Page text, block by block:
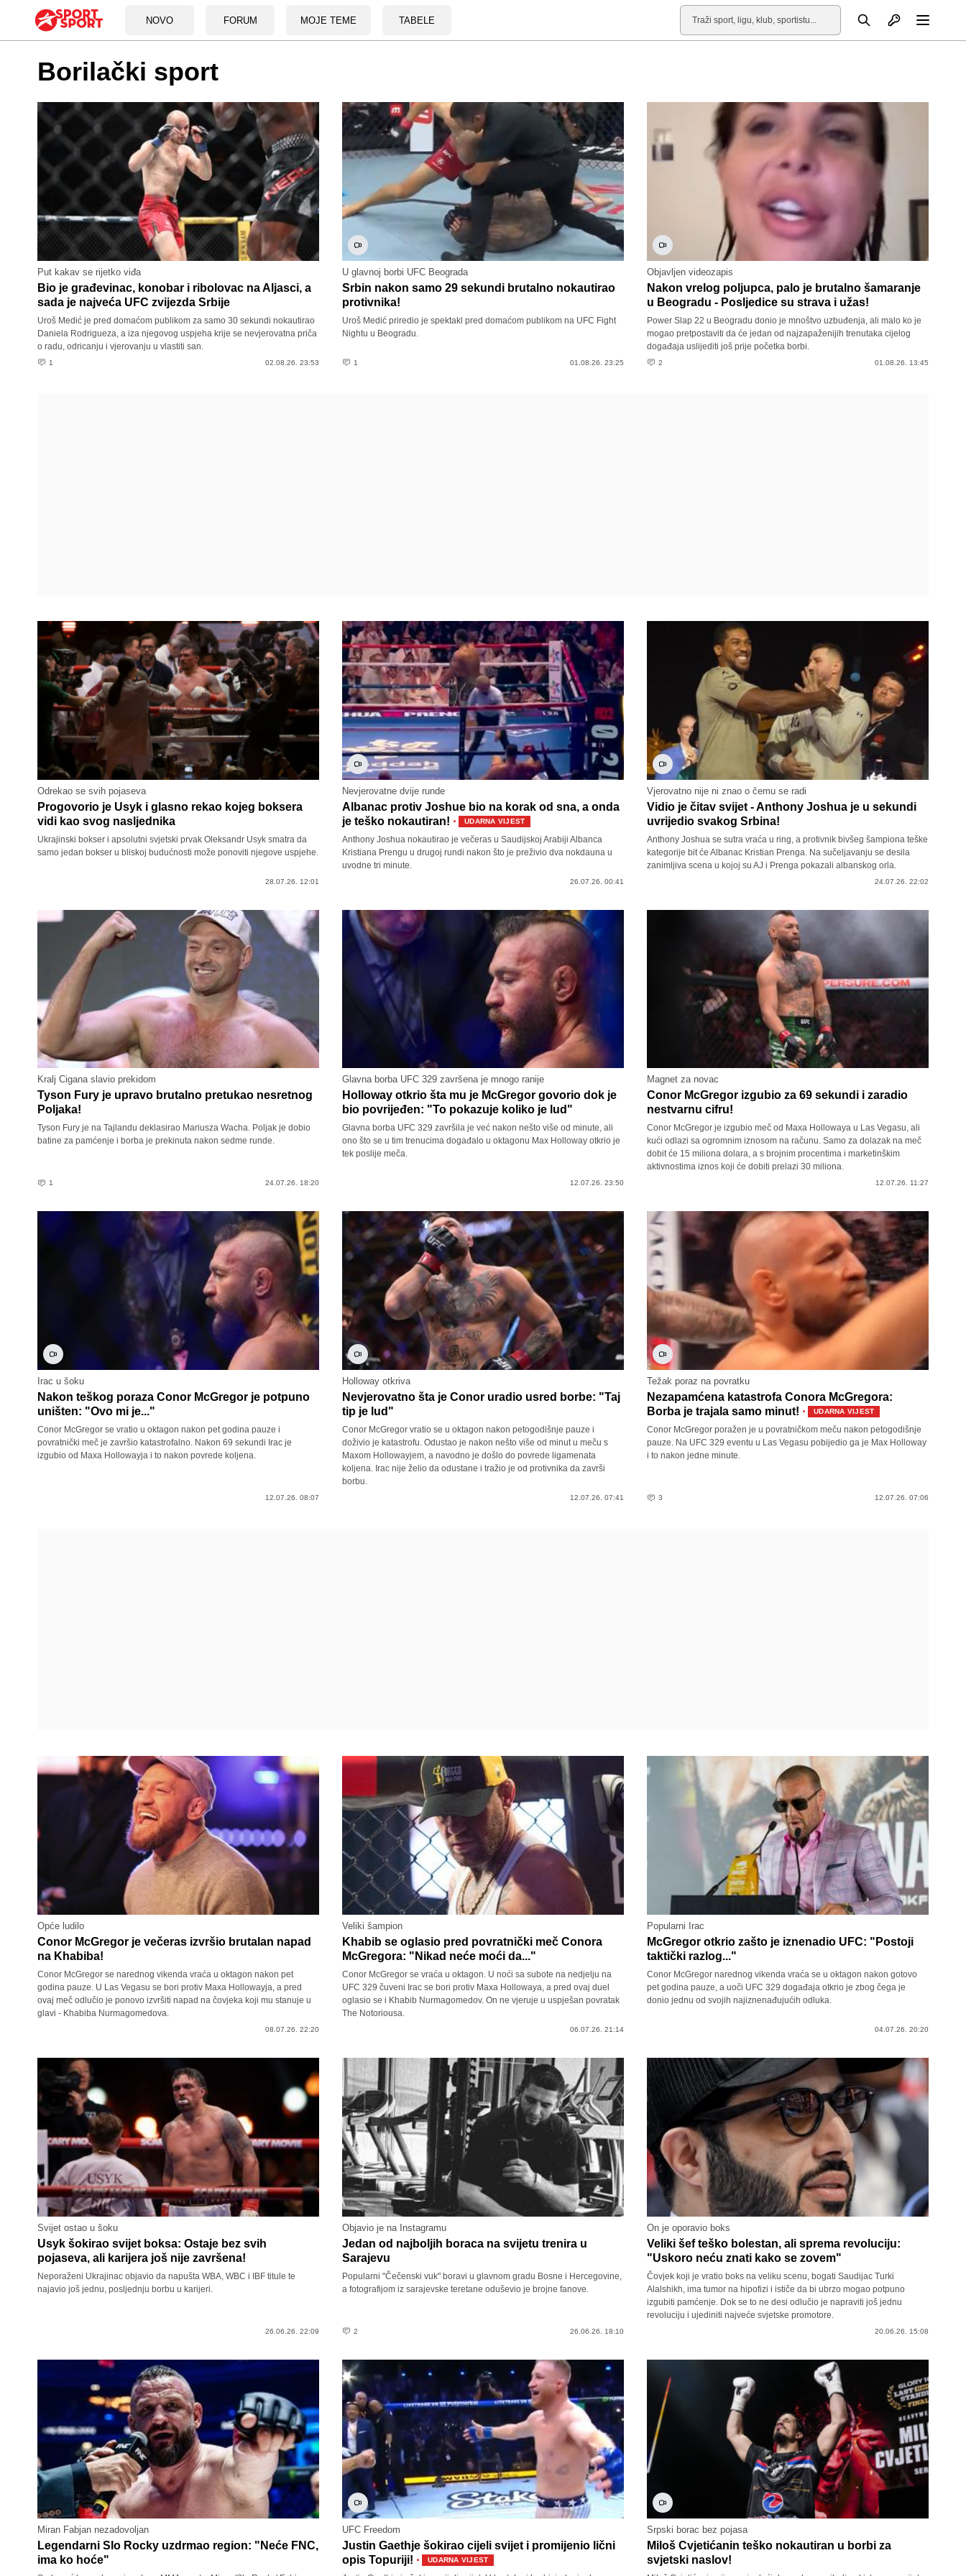
NOVO FORUM MOJE TEME TABELE
Pretraga Otvori profil
Borilački sport
Put kakav se rijetko viđa
Bio je građevinac, konobar i ribolovac na Aljasci, a
sada je najveća UFC zvijezda Srbije
Uroš Medić je pred domaćom publikom za samo 30 sekundi nokautirao
Daniela Rodrigueza, a iza njegovog uspjeha krije se nevjerovatna priča
o radu, odricanju i vjerovanju u vlastiti san.
1 02.08.26. 23:53
U glavnoj borbi UFC Beograda
Srbin nakon samo 29 sekundi brutalno nokautirao
protivnika!
Uroš Medić priredio je spektakl pred domaćom publikom na UFC Fight
Nightu u Beogradu.
1 01.08.26. 23:25
Objavljen videozapis
Nakon vrelog poljupca, palo je brutalno šamaranje
u Beogradu - Posljedice su strava i užas!
Power Slap 22 u Beogradu donio je mnoštvo uzbuđenja, ali malo ko je
mogao pretpostaviti da će jedan od najzapaženijih trenutaka cijelog
događaja uslijediti još prije početka borbi.
2 01.08.26. 13:45
Odrekao se svih pojaseva
Progovorio je Usyk i glasno rekao kojeg boksera
vidi kao svog nasljednika
Ukrajinski bokser i apsolutni svjetski prvak Oleksandr Usyk smatra da
samo jedan bokser u bliskoj budućnosti može ponoviti njegove uspjehe.
28.07.26. 12:01
Nevjerovatne dvije runde
Albanac protiv Joshue bio na korak od sna, a onda
je teško nokautiran! · UDARNA VIJEST
Anthony Joshua nokautirao je večeras u Saudijskoj Arabiji Albanca
Kristiana Prengu u drugoj rundi nakon što je preživio dva nokdauna u
uvodne tri minute.
26.07.26. 00:41
Vjerovatno nije ni znao o čemu se radi
Vidio je čitav svijet - Anthony Joshua je u sekundi
uvrijedio svakog Srbina!
Anthony Joshua se sutra vraća u ring, a protivnik bivšeg šampiona teške
kategorije bit će Albanac Kristian Prenga. Na sučeljavanju se desila
zanimljiva scena u kojoj su AJ i Prenga pokazali albanskog orla.
24.07.26. 22:02
Kralj Cigana slavio prekidom
Tyson Fury je upravo brutalno pretukao nesretnog
Poljaka!
Tyson Fury je na Tajlandu deklasirao Mariusza Wacha. Poljak je dobio
batine za pamćenje i borba je prekinuta nakon sedme runde.
1 24.07.26. 18:20
Glavna borba UFC 329 završena je mnogo ranije
Holloway otkrio šta mu je McGregor govorio dok je
bio povrijeđen: "To pokazuje koliko je lud"
Glavna borba UFC 329 završila je već nakon nešto više od minute, ali
ono što se u tim trenucima događalo u oktagonu Max Holloway otkrio je
tek poslije meča.
12.07.26. 23:50
Magnet za novac
Conor McGregor izgubio za 69 sekundi i zaradio
nestvarnu cifru!
Conor McGregor je izgubio meč od Maxa Hollowaya u Las Vegasu, ali
kući odlazi sa ogromnim iznosom na računu. Samo za dolazak na meč
dobit će 15 miliona dolara, a s brojnim procentima i marketinškim
aktivnostima iznos koji će dobiti prelazi 30 miliona.
12.07.26. 11:27
Irac u šoku
Nakon teškog poraza Conor McGregor je potpuno
uništen: "Ovo mi je..."
Conor McGregor se vratio u oktagon nakon pet godina pauze i
povratnički meč je završio katastrofalno. Nakon 69 sekundi Irac je
izgubio od Maxa Hollowayja i to nakon povrede koljena.
12.07.26. 08:07
Holloway otkriva
Nevjerovatno šta je Conor uradio usred borbe: "Taj
tip je lud"
Conor McGregor vratio se u oktagon nakon petogodišnje pauze i
doživio je katastrofu. Odustao je nakon nešto više od minut u meču s
Maxom Hollowayjem, a navodno je došlo do povrede ligamenata
koljena. Irac nije želio da odustane i tražio je od protivnika da završi
borbu.
12.07.26. 07:41
Težak poraz na povratku
Nezapamćena katastrofa Conora McGregora:
Borba je trajala samo minut! · UDARNA VIJEST
Conor McGregor poražen je u povratničkom meču nakon petogodišnje
pauze. Na UFC 329 eventu u Las Vegasu pobijedio ga je Max Holloway
i to nakon jedne minute.
3 12.07.26. 07:06
Opće ludilo
Conor McGregor je večeras izvršio brutalan napad
na Khabiba!
Conor McGregor se narednog vikenda vraća u oktagon nakon pet
godina pauze. U Las Vegasu se bori protiv Maxa Hollowayja, a pred
ovaj meč odlučio je ponovo izvršiti napad na čovjeka koji mu stanuje u
glavi - Khabiba Nurmagomedova.
08.07.26. 22:20
Veliki šampion
Khabib se oglasio pred povratnički meč Conora
McGregora: "Nikad neće moći da..."
Conor McGregor se vraća u oktagon. U noći sa subote na nedjelju na
UFC 329 čuveni Irac se bori protiv Maxa Hollowaya, a pred ovaj duel
oglasio se i Khabib Nurmagomedov. On ne vjeruje u uspješan povratak
The Notoriousa.
06.07.26. 21:14
Popularni Irac
McGregor otkrio zašto je iznenadio UFC: "Postoji
taktički razlog..."
Conor McGregor narednog vikenda vraća se u oktagon nakon gotovo
pet godina pauze, a uoči UFC 329 događaja otkrio je zbog čega je
donio jednu od svojih najiznenađujućih odluka.
04.07.26. 20:20
Svijet ostao u šoku
Usyk šokirao svijet boksa: Ostaje bez svih
pojaseva, ali karijera još nije završena!
Neporaženi Ukrajinac objavio da napušta WBA, WBC i IBF titule te
najavio još jednu, posljednju borbu u karijeri.
26.06.26. 22:09
Objavio je na Instagramu
Jedan od najboljih boraca na svijetu trenira u
Sarajevu
Popularni "Čečenski vuk" boravi u glavnom gradu Bosne i Hercegovine,
a fotografijom iz sarajevske teretane oduševio je brojne fanove.
2 26.06.26. 18:10
On je oporavio boks
Veliki šef teško bolestan, ali sprema revoluciju:
"Uskoro neću znati kako se zovem"
Čovjek koji je vratio boks na veliku scenu, bogati Saudijac Turki
Alalshikh, ima tumor na hipofizi i ističe da bi ubrzo mogao potpuno
izgubiti pamćenje. Dok se to ne desi odlučio je napraviti još jednu
revoluciju i ujediniti najveće svjetske promotore.
20.06.26. 15:08
Miran Fabjan nezadovoljan
Legendarni Slo Rocky uzdrmao region: "Neće FNC,
ima ko hoće"
UFC Freedom
Justin Gaethje šokirao cijeli svijet i promijenio lični
opis Topuriji! · UDARNA VIJEST
Srpski borac bez pojasa
Miloš Cvjetićanin teško nokautiran u borbi za
svjetski naslov!